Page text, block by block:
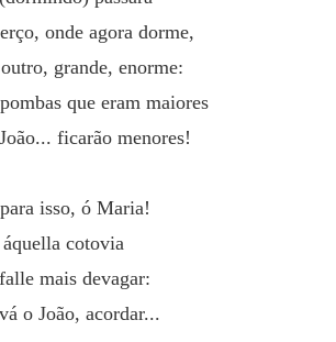
onde agora dorme,
grande, enorme:
que eram maiores
ficarão menores!
isso, ó Maria!
cotovia
mais devagar:
o João, acordar...